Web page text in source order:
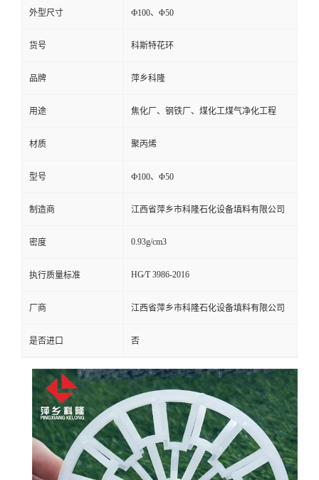
系
方
式
在
外型尺寸 Ф100、Φ50
货号 科斯特花环
品牌 萍乡科隆
用途 焦化厂、钢铁厂、煤化工煤气净化工程
材质 聚丙烯
型号 Ф100、Φ50
制造商 江西省萍乡市科隆石化设备填料有限公司
密度 0.93g/cm3
执行质量标准 HG∕T 3986-2016
厂商 江西省萍乡市科隆石化设备填料有限公司
是否进口 否